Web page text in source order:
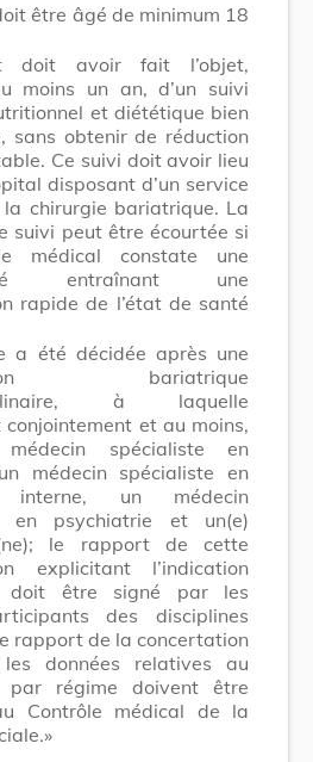
être âgé de minimum 18
doit avoir fait l’objet,
moins un an, d’un suivi
et diététique bien
sans obtenir de réduction
Ce suivi doit avoir lieu
disposant d’un service
chirurgie bariatrique. La
suivi peut être écourtée si
médical constate une
entraînant une
rapide de l’état de santé
a été décidée après une
bariatrique
à laquelle
et au moins,
spécialiste en
médecin spécialiste en
interne, un médecin
en psychiatrie et un(e)
le rapport de cette
explicitant l’indication
doit être signé par les
des disciplines
rapport de la concertation
données relatives au
par régime doivent être
Contrôle médical de la